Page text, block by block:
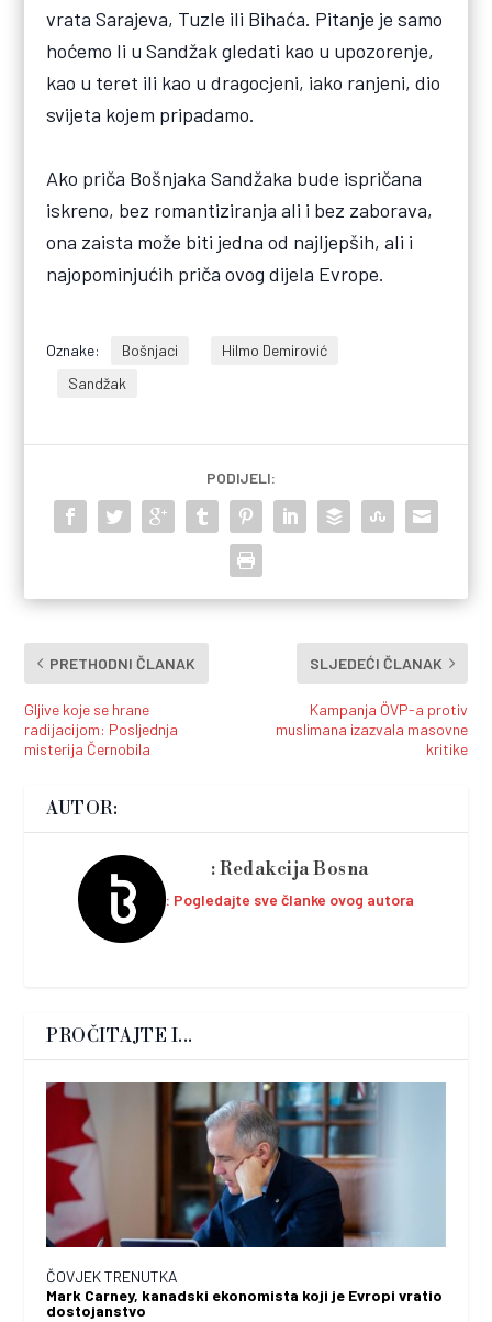
vrata Sarajeva, Tuzle ili Bihaća. Pitanje je samo
hoćemo li u Sandžak gledati kao u upozorenje,
kao u teret ili kao u dragocjeni, iako ranjeni, dio
svijeta kojem pripadamo.
Ako priča Bošnjaka Sandžaka bude ispričana
iskreno, bez romantiziranja ali i bez zaborava,
ona zaista može biti jedna od najljepših, ali i
najopominjućih priča ovog dijela Evrope.
Oznake: Bošnjaci
Hilmo Demirović
Sandžak
PODIJELI:
PRETHODNI ČLANAK
Gljive koje se hrane
radijacijom: Posljednja
misterija Černobila
SLJEDEĆI ČLANAK
Kampanja ÖVP-a protiv
muslimana izazvala masovne
kritike
AUTOR:
Redakcija Bosna
Pogledajte sve članke ovog autora
PROČITAJTE I...
ČOVJEK TRENUTKA
Mark Carney, kanadski ekonomista koji je Evropi vratio
dostojanstvo